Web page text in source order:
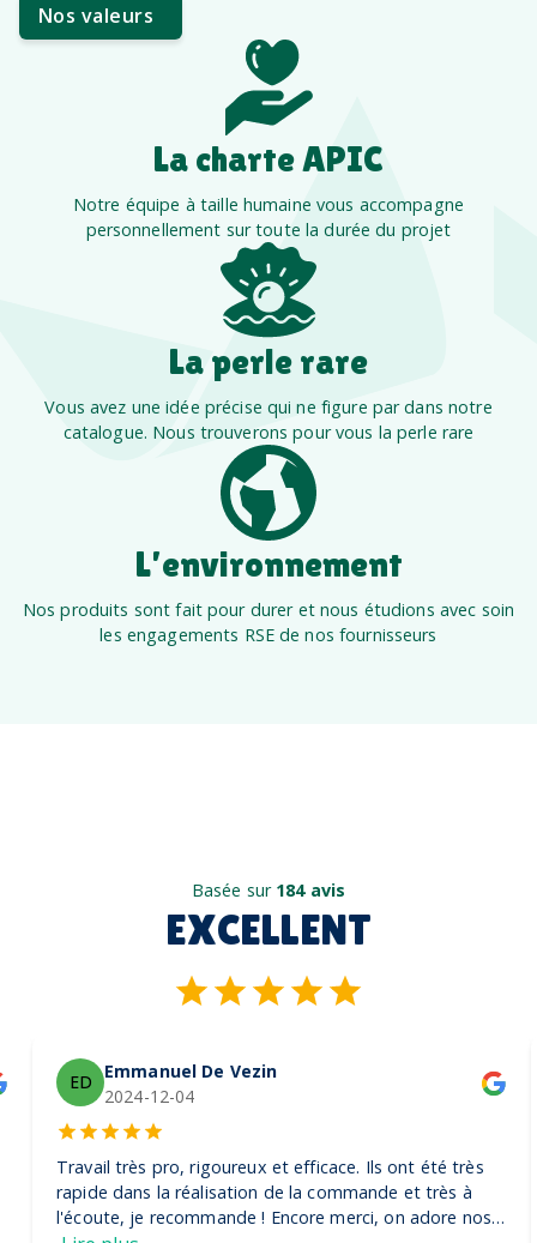
Nos valeurs
La charte APIC
Notre équipe à taille humaine vous accompagne
personnellement sur toute la durée du projet
La perle rare
Vous avez une idée précise qui ne figure par dans notre
catalogue. Nous trouverons pour vous la perle rare
L’environnement
Nos produits sont fait pour durer et nous étudions avec soin
les engagements RSE de nos fournisseurs
Basée sur 184 avis
EXCELLENT
ED
Emmanuel De Vezin
2024-12-04
Travail très pro, rigoureux et efficace. Ils ont été très
rapide dans la réalisation de la commande et très à
l'écoute, je recommande ! Encore merci, on adore nos